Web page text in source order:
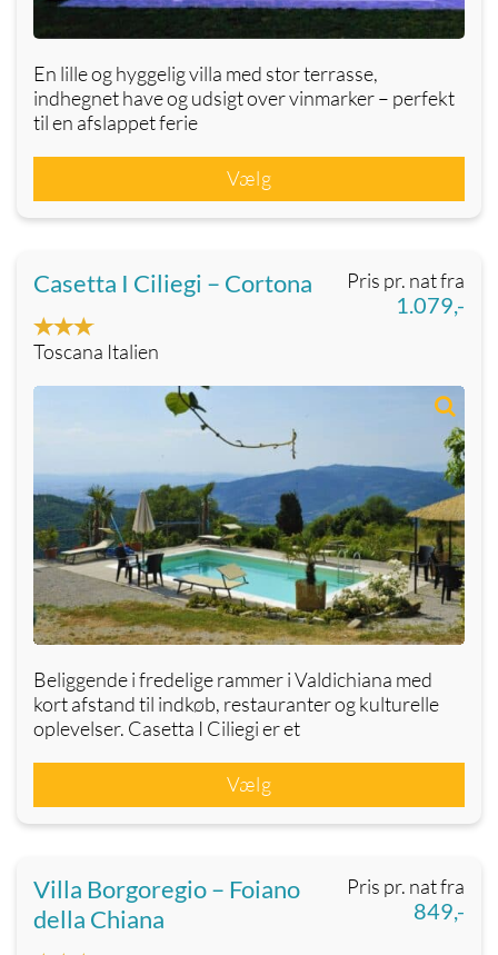
En lille og hyggelig villa med stor terrasse,
indhegnet have og udsigt over vinmarker – perfekt
til en afslappet ferie
Vælg
Pris pr. nat fra
1.079,-
Casetta I Ciliegi – Cortona
Toscana Italien
Beliggende i fredelige rammer i Valdichiana med
kort afstand til indkøb, restauranter og kulturelle
oplevelser. Casetta I Ciliegi er et
Vælg
Pris pr. nat fra
849,-
Villa Borgoregio – Foiano
della Chiana